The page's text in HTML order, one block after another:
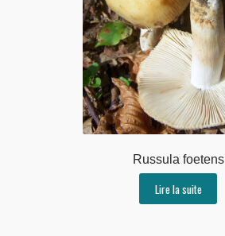
Russula foetens
Lire la suite